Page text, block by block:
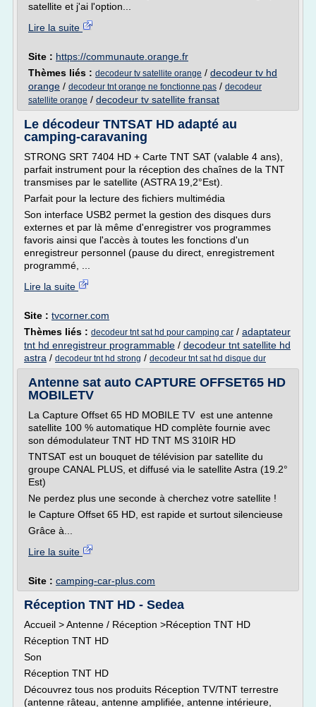
satellite et j'ai l'option...
Lire la suite
Site : https://communaute.orange.fr
Thèmes liés : decodeur tv satellite orange / decodeur tv hd
orange / decodeur tnt orange ne fonctionne pas / decodeur
satellite orange / decodeur tv satellite fransat
Le décodeur TNTSAT HD adapté au
camping-caravaning
STRONG SRT 7404 HD + Carte TNT SAT (valable 4 ans),
parfait instrument pour la réception des chaînes de la TNT
transmises par le satellite (ASTRA 19,2°Est).
Parfait pour la lecture des fichiers multimédia
Son interface USB2 permet la gestion des disques durs
externes et par là même d'enregistrer vos programmes
favoris ainsi que l'accès à toutes les fonctions d'un
enregistreur personnel (pause du direct, enregistrement
programmé, ...
Lire la suite
Site : tvcorner.com
Thèmes liés : decodeur tnt sat hd pour camping car / adaptateur
tnt hd enregistreur programmable / decodeur tnt satellite hd
astra / decodeur tnt hd strong / decodeur tnt sat hd disque dur
Antenne sat auto CAPTURE OFFSET65 HD
MOBILETV
La Capture Offset 65 HD MOBILE TV est une antenne
satellite 100 % automatique HD complète fournie avec
son démodulateur TNT HD TNT MS 310IR HD
TNTSAT est un bouquet de télévision par satellite du
groupe CANAL PLUS, et diffusé via le satellite Astra (19.2°
Est)
Ne perdez plus une seconde à cherchez votre satellite !
le Capture Offset 65 HD, est rapide et surtout silencieuse
Grâce à...
Lire la suite
Site : camping-car-plus.com
Réception TNT HD - Sedea
Accueil > Antenne / Réception >Réception TNT HD
Réception TNT HD
Son
Réception TNT HD
Découvrez tous nos produits Réception TV/TNT terrestre
(antenne râteau, antenne amplifiée, antenne intérieure,